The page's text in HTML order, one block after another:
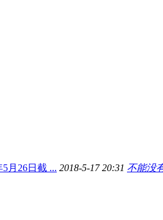
月26日截 ... 2018-5-17 20:31 不能没